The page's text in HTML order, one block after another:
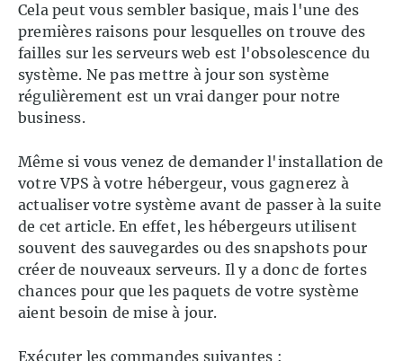
Cela peut vous sembler basique, mais l'une des
premières raisons pour lesquelles on trouve des
failles sur les serveurs web est l'obsolescence du
système. Ne pas mettre à jour son système
régulièrement est un vrai danger pour notre
business.
Même si vous venez de demander l'installation de
votre VPS à votre hébergeur, vous gagnerez à
actualiser votre système avant de passer à la suite
de cet article. En effet, les hébergeurs utilisent
souvent des sauvegardes ou des snapshots pour
créer de nouveaux serveurs. Il y a donc de fortes
chances pour que les paquets de votre système
aient besoin de mise à jour.
Exécuter les commandes suivantes :